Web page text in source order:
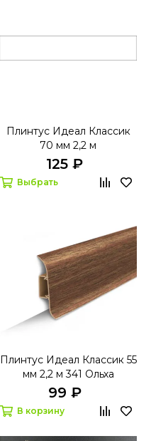
Плинтус Идеал Классик
70 мм 2,2 м
125 ₽
Выбрать
Плинтус Идеал Классик 55
мм 2,2 м 341 Ольха
99 ₽
В корзину